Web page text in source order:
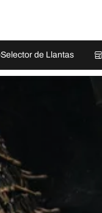
Selector de Llantas